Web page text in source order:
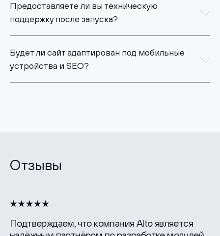
Предоставляете ли вы техническую
поддержку после запуска?
Будет ли сайт адаптирован под мобильные
устройства и SEO?
Отзывы
В век столь изменчивых интернет технологий